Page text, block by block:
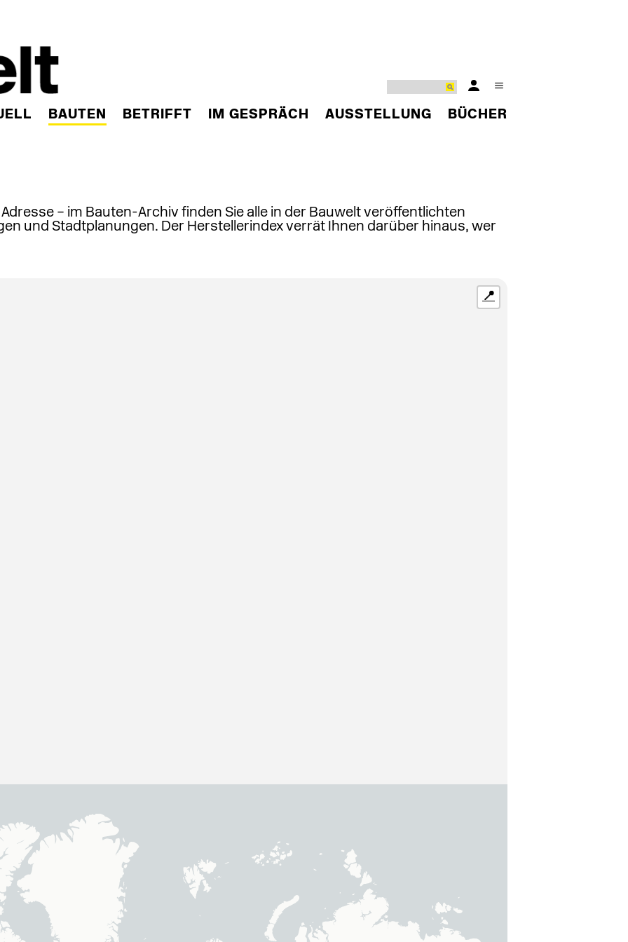
BAUTEN BETRIFFT IM GESPRÄCH AUSSTELLUNG BÜCHER
– im Bauten-Archiv finden Sie alle in der Bauwelt veröffentlichten
und Stadtplanungen. Der Herstellerindex verrät Ihnen darüber hinaus, wer
📍